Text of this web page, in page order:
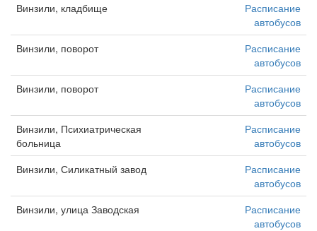
Винзили, кладбище
Расписание
автобусов
Винзили, поворот
Расписание
автобусов
Винзили, поворот
Расписание
автобусов
Винзили, Психиатрическая
больница
Расписание
автобусов
Винзили, Силикатный завод
Расписание
автобусов
Винзили, улица Заводская
Расписание
автобусов